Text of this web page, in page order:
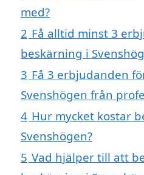
med?
2 Få alltid minst 3
beskärning i
3 Få 3 erbjudanden
Svenshögen från
4 Hur mycket kostar
Svenshögen?
5 Vad hjälper till att